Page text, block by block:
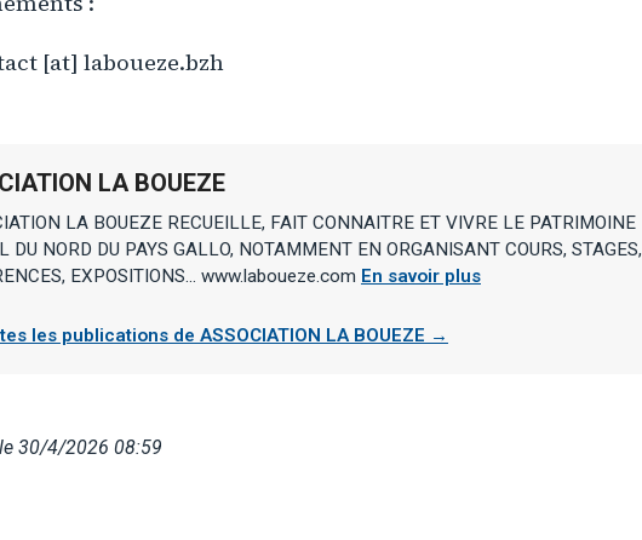
[at] laboueze.bzh
LA BOUEZE
LA BOUEZE RECUEILLE, FAIT CONNAITRE ET VIVRE LE PATRIMOINE
DU NORD DU PAYS GALLO, NOTAMMENT EN ORGANISANT COURS, STAGES,
EXPOSITIONS... www.laboueze.com En savoir plus
les publications de ASSOCIATION LA BOUEZE →
30/4/2026 08:59